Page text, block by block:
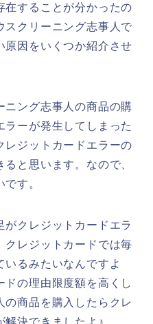
在することが分かったの
スクリーニング志事人で
原因をいくつか紹介させ
ニング志事人の商品の購
ラーが発生してしまった
レジットカードエラーの
と思います。なので、
す。
がクレジットカードエラ
クレジットカードでは毎
いるみたいなんですよ
ドの理由限度額を高くし
の商品を購入したらクレ